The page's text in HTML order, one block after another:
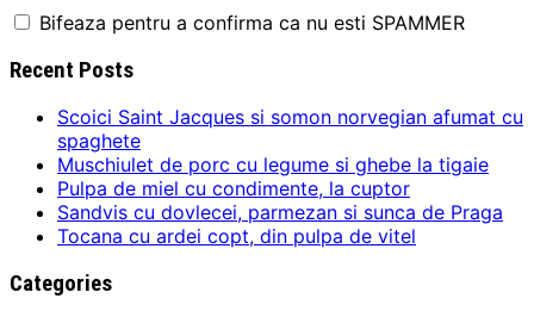
Bifeaza pentru a confirma ca nu esti SPAMMER
Recent Posts
Scoici Saint Jacques si somon norvegian afumat cu
spaghete
Muschiulet de porc cu legume si ghebe la tigaie
Pulpa de miel cu condimente, la cuptor
Sandvis cu dovlecei, parmezan si sunca de Praga
Tocana cu ardei copt, din pulpa de vitel
Categories